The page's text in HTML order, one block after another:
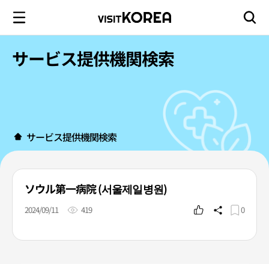
サービス提供機関検索
サービス提供機関検索
ソウル第一病院 (서울제일병원)
2024/09/11 419 0